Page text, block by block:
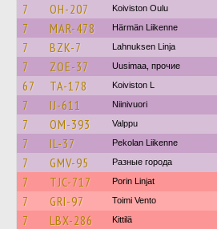
7 OH-207 Koiviston Oulu
7 MAR-478 Härmän Liikenne
7 BZK-7 Lahnuksen Linja
7 ZOE-37 Uusimaa, прочие
67 TA-178 Koiviston L
7 IJ-611 Niinivuori
7 OM-393 Valppu
7 IL-37 Pekolan Liikenne
7 GMV-95 Разные города
7 TJC-717 Porin Linjat
7 GRI-97 Toimi Vento
7 LBX-286 Kittilä